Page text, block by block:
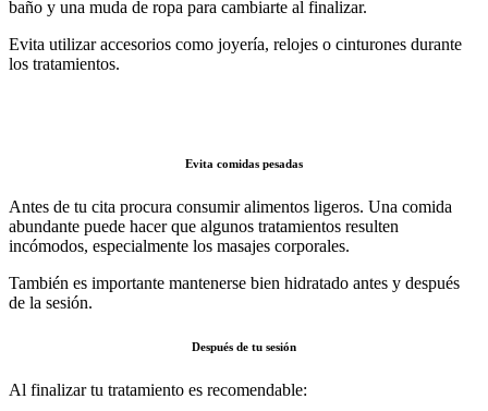
baño y una muda de ropa para cambiarte al finalizar.
Evita utilizar accesorios como joyería, relojes o cinturones durante
los tratamientos.
Evita comidas pesadas
Antes de tu cita procura consumir alimentos ligeros. Una comida
abundante puede hacer que algunos tratamientos resulten
incómodos, especialmente los masajes corporales.
También es importante mantenerse bien hidratado antes y después
de la sesión.
Después de tu sesión
Al finalizar tu tratamiento es recomendable: